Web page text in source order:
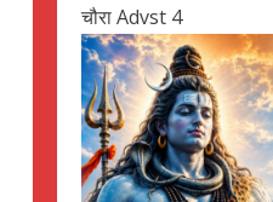
चौरा Advst 4